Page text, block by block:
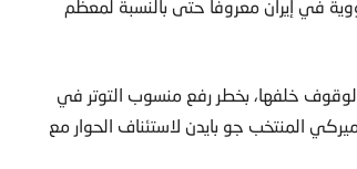
في إيران معروفا حتى بالنسبة لمعظم
بالوقوف خلفها، بخطر رفع منسوب التوتر في
المنتخب جو بايدن لاستئناف الحوار مع